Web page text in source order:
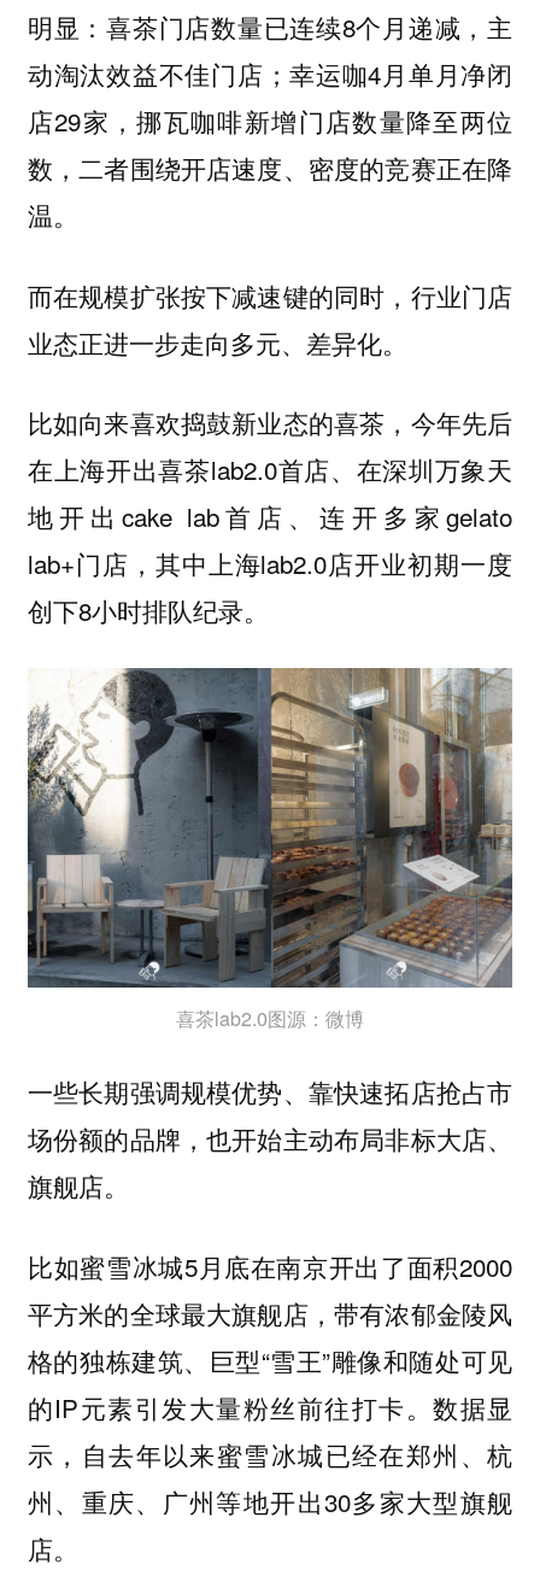
明显：喜茶门店数量已连续8个月递减，主
动淘汰效益不佳门店；幸运咖4月单月净闭
店29家，挪瓦咖啡新增门店数量降至两位
数，二者围绕开店速度、密度的竞赛正在降
温。
而在规模扩张按下减速键的同时， 行业门店
业态正进一步走向多元、差异化。
比如向来喜欢捣鼓新业态的喜茶，今年先后
在上海开出喜茶lab2.0首店、在深圳万象天
地开出cake lab首店、连开多家gelato
lab+门店，其中上海lab2.0店开业初期一度
创下8小时排队纪录。
喜茶lab2.0图源：微博
一些长期强调规模优势、靠快速拓店抢占市
场份额的品牌，也开始主动布局非标大店、
旗舰店。
比如蜜雪冰城5月底在南京开出了面积2000
平方米的全球最大旗舰店，带有浓郁金陵风
格的独栋建筑、巨型“雪王”雕像和随处可见
的IP元素引发大量粉丝前往打卡。数据显
示，自去年以来蜜雪冰城已经在郑州、杭
州、重庆、广州等地开出30多家大型旗舰
店。